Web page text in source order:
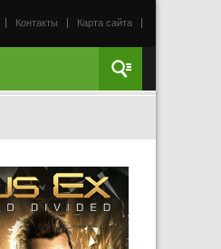
Контакты Карта сайта